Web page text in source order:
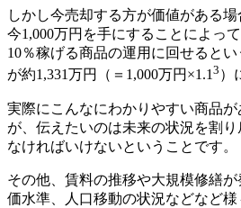
しかし今売却する方が価値がある場
今1,000万円を手にすることによっ
10％稼げる商品の運用に回せると
が約1,331万円（＝1,000万円×1.13 ）
実際にこんなにわかりやすい商品
が、伝えたいのは未来の状況を割
なければいけないということです。
その他、賃料の推移や大規模修繕
価水準、人口移動の状況などなど